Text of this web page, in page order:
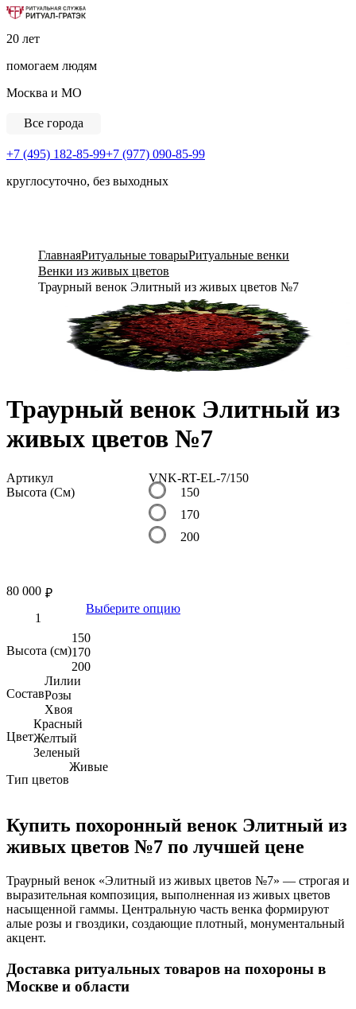
Ритуальная Служба «Ритуал-ГРАТЭК»
20 лет
помогаем людям
Москва и МО
Все города
+7 (495) 182-85-99+7 (977) 090-85-99
круглосуточно, без выходных
ГлавнаяРитуальные товарыРитуальные венки
Венки из живых цветов
Траурный венок Элитный из живых цветов №7
Траурный венок Элитный из
живых цветов №7
Артикул
VNK-RT-EL-7/150
Высота (См)
150
170
200
₽
80 000
Выберите опцию
Высота (см)
150
170
200
Состав
Лилии
Розы
Хвоя
Цвет
Красный
Желтый
Зеленый
Тип цветов
Живые
Купить похоронный венок Элитный из
живых цветов №7 по лучшей цене
Траурный венок «Элитный из живых цветов №7» — строгая и
выразительная композиция, выполненная из живых цветов
насыщенной гаммы. Центральную часть венка формируют
алые розы и гвоздики, создающие плотный, монументальный
акцент.
Доставка ритуальных товаров на похороны в
Москве и области